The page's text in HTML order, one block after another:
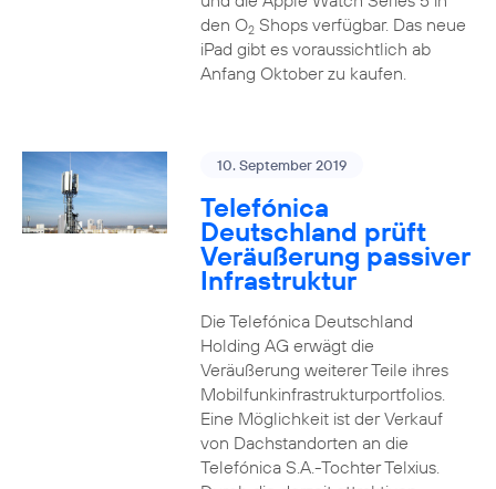
den O2Shops verfügbar. Das neue
iPad gibt es voraussichtlich ab
Anfang Oktober zu kaufen.
10. September 2019
Telefónica
Deutschland prüft
Veräußerung passiver
Infrastruktur
Die Telefónica Deutschland
Holding AG erwägt die
Veräußerung weiterer Teile ihres
Mobilfunkinfrastrukturportfolios.
Eine Möglichkeit ist der Verkauf
von Dachstandorten an die
Telefónica S.A.-Tochter Telxius.